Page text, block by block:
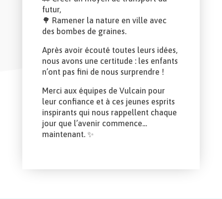
futur,
🌳 Ramener la nature en ville avec
des bombes de graines.
Après avoir écouté toutes leurs idées,
nous avons une certitude : les enfants
n’ont pas fini de nous surprendre !
Merci aux équipes de Vulcain pour
leur confiance et à ces jeunes esprits
inspirants qui nous rappellent chaque
jour que l’avenir commence…
maintenant. ✨